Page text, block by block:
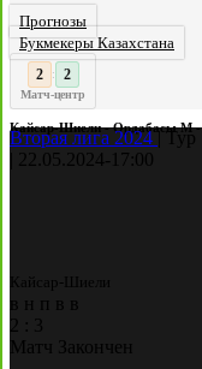
Прогнозы
Букмекеры Казахстана
3 : 2
Матч-центр
Кайсар-Шиели - Ордабасы М -
Вторая лига 2024| Тур
22.05.2024- 17:00
Кайсар-Шиели
в н п в в
2
3
Матч Закончен